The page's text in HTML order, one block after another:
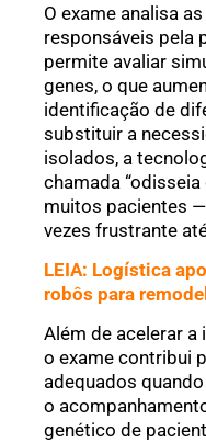
O exame analisa
responsáveis pela
permite avaliar
genes, o que
identificação de
substituir a
isolados, a
chamada
muitos pacientes
vezes frustrante
LEIA: Logística
robôs para
Além de acelerar
o exame contribui
adequados
o
genético de